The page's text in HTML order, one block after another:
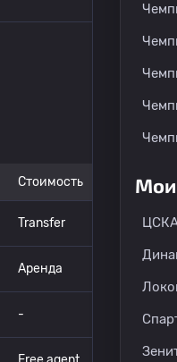
Стоимость
Transfer
Аренда
-